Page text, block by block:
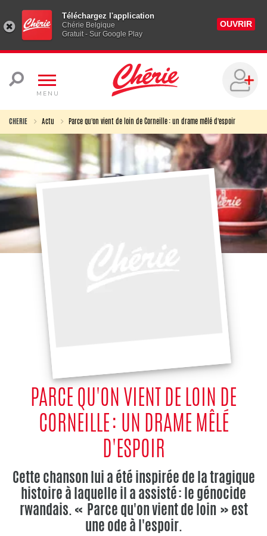
Téléchargez l'application
Chérie Belgique
Gratuit - Sur Google Play
OUVRIR
MENU
CHERIE Actu Parce qu'on vient de loin de Corneille : un drame mêlé d'espoir
PARCE QU'ON VIENT DE LOIN DE
CORNEILLE : UN DRAME MÊLÉ
D'ESPOIR
Cette chanson lui a été inspirée de la tragique
histoire à laquelle il a assisté : le génocide
rwandais. « Parce qu'on vient de loin » est
une ode à l'espoir.